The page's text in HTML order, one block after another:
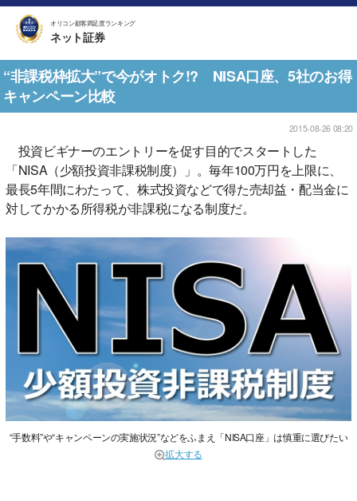
オリコン顧客満足度ランキング
ネット証券
“非課税枠拡大”で今がオトク!? NISA口座、5社のお得
キャンペーン比較
2015-08-26 08:20
投資ビギナーのエントリーを促す目的でスタートした
「NISA（少額投資非課税制度）」。毎年100万円を上限に、
最長5年間にわたって、株式投資などで得た売却益・配当金に
対してかかる所得税が非課税になる制度だ。
“手数料”や“キャンペーンの実施状況”などをふまえ「NISA口座」は慎重に選びたい
拡大する